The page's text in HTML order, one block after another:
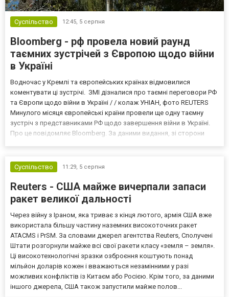
Суспільство 12:45, 5 серпня
Bloomberg - рф провела новий раунд
таємних зустрічей з Європою щодо війни
в Україні
Водночас у Кремлі та європейських країнах відмовилися
коментувати ці зустрічі. ЗМІ дізналися про таємні переговори РФ
та Європи щодо війни в Україні / / колаж УНІАН, фото REUTERS
Минулого місяця європейські країни провели ще одну таємну
зустріч з представниками РФ щодо завершення війни в Україні.
Про це повідомляє Bloomberg. За даними видання, зі сторони
Суспільство
11:29, 5 серпня
Reuters - США майже вичерпали запаси
ракет великої дальності
Через війну з Іраном, яка триває з кінця лютого, армія США вже
використала більшу частину наземних високоточних ракет
ATACMS і PrSM. За словами джерел агентства Reuters, Сполучені
Штати розгорнули майже всі свої ракети класу «земля – земля».
Ці високотехнологічні зразки озброєння коштують понад
мільйон доларів кожен і вважаються незамінними у разі
можливих конфліктів із Китаєм або Росією. Крім того, за даними
іншого джерела, США також запустили майже полов...